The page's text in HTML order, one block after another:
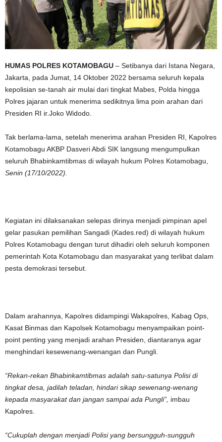
HUMAS POLRES KOTAMOBAGU – Setibanya dari Istana Negara,
Jakarta, pada Jumat, 14 Oktober 2022 bersama seluruh kepala
kepolisian se-tanah air mulai dari tingkat Mabes, Polda hingga
Polres jajaran untuk menerima sedikitnya lima poin arahan dari
Presiden RI ir.Joko Widodo.
Tak berlama-lama, setelah menerima arahan Presiden RI, Kapolres
Kotamobagu AKBP Dasveri Abdi SIK langsung mengumpulkan
seluruh Bhabinkamtibmas di wilayah hukum Polres Kotamobagu,
Senin (17/10/2022).
Kegiatan ini dilaksanakan selepas dirinya menjadi pimpinan apel
gelar pasukan pemilihan Sangadi (Kades.red) di wilayah hukum
Polres Kotamobagu dengan turut dihadiri oleh seluruh komponen
pemerintah Kota Kotamobagu dan masyarakat yang terlibat dalam
pesta demokrasi tersebut.
Dalam arahannya, Kapolres didampingi Wakapolres, Kabag Ops,
Kasat Binmas dan Kapolsek Kotamobagu menyampaikan point-
point penting yang menjadi arahan Presiden, diantaranya agar
menghindari kesewenang-wenangan dan Pungli.
“Rekan-rekan Bhabinkamtibmas adalah satu-satunya Polisi di
tingkat desa, jadilah teladan, hindari sikap sewenang-wenang
kepada masyarakat dan jangan sampai ada Pungli”, imbau
Kapolres.
“Cukuplah dengan menjadi Polisi yang bersungguh-sungguh